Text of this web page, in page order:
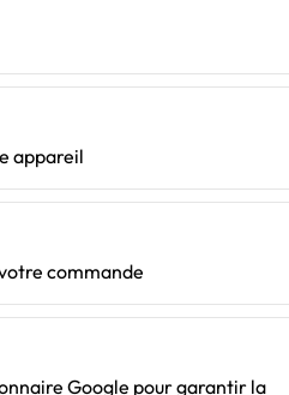
appareil
commande
Google pour garantir la